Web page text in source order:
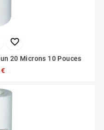

20 Microns 10 Pouces